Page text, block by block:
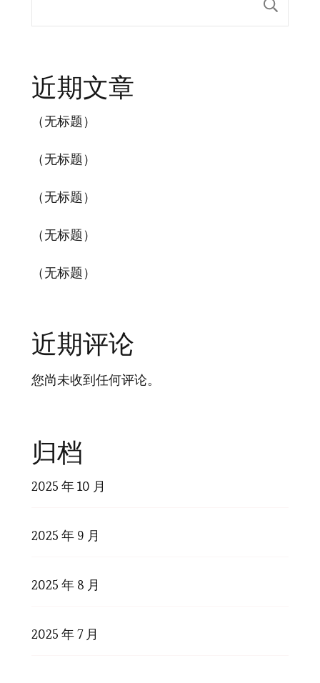
近期文章
（无标题）
（无标题）
（无标题）
（无标题）
（无标题）
近期评论
您尚未收到任何评论。
归档
2025 年 10 月
2025 年 9 月
2025 年 8 月
2025 年 7 月